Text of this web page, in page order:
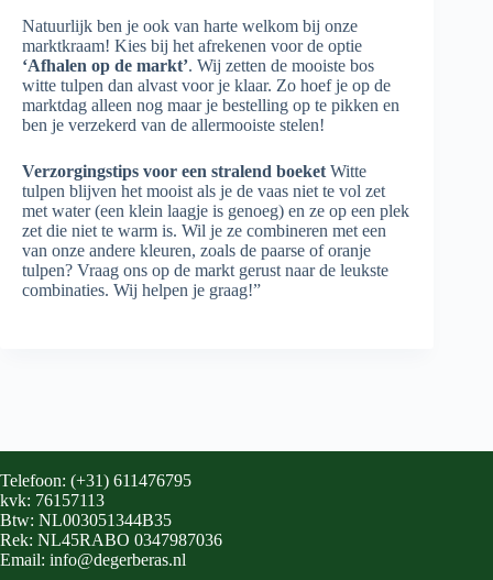
Natuurlijk ben je ook van harte welkom bij onze
marktkraam! Kies bij het afrekenen voor de optie
‘Afhalen op de markt’. Wij zetten de mooiste bos
witte tulpen dan alvast voor je klaar. Zo hoef je op de
marktdag alleen nog maar je bestelling op te pikken en
ben je verzekerd van de allermooiste stelen!
Verzorgingstips voor een stralend boeket Witte
tulpen blijven het mooist als je de vaas niet te vol zet
met water (een klein laagje is genoeg) en ze op een plek
zet die niet te warm is. Wil je ze combineren met een
van onze andere kleuren, zoals de paarse of oranje
tulpen? Vraag ons op de markt gerust naar de leukste
combinaties. Wij helpen je graag!”
Telefoon: (+31) 611476795
kvk: 76157113
Btw: NL003051344B35
Rek: NL45RABO 0347987036
Email: info@degerberas.nl